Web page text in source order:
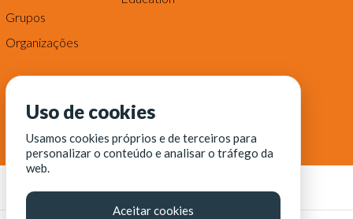
Grupos
Organizações
Uso de cookies
Usamos cookies próprios e de terceiros para
personalizar o conteúdo e analisar o tráfego da
web.
Aceitar cookies